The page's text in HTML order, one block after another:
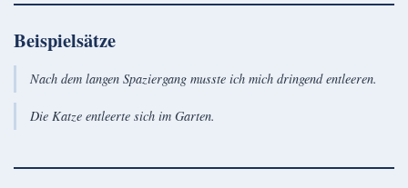
Beispielsätze
Nach dem langen Spaziergang musste ich mich dringend entleeren.
Die Katze entleerte sich im Garten.